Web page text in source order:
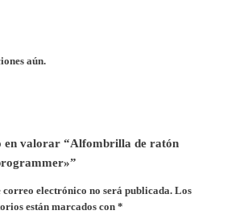
aún.
en valorar “Alfombrilla de ratón
correo electrónico no será publicada. Los
están marcados con *